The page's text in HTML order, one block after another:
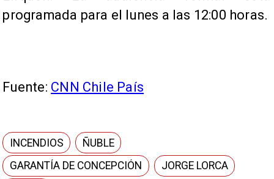
programada para el lunes a las 12:00 horas.
Fuente: CNN Chile País
INCENDIOS
ÑUBLE
GARANTÍA DE CONCEPCIÓN
JORGE LORCA